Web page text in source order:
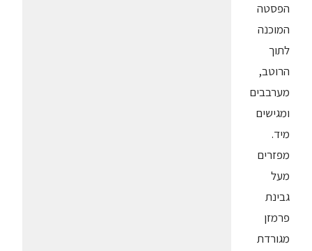
הפסטה
המוכנה
לתוך
הרוטב,
מערבבים
ומגישים
מיד.
מפזרים
מעל
גבינת
פרמזן
מגורדת